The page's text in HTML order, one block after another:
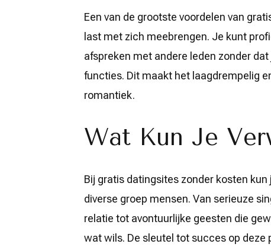
Een van de grootste voordelen van
last met zich meebrengen. Je kunt
afspreken met andere leden zonder
functies. Dit maakt het laagdrempelig
romantiek.
Wat Kun Je
Bij gratis datingsites zonder kosten
diverse groep mensen. Van serieuze
relatie tot avontuurlijke geesten die
wat wils. De sleutel tot succes op